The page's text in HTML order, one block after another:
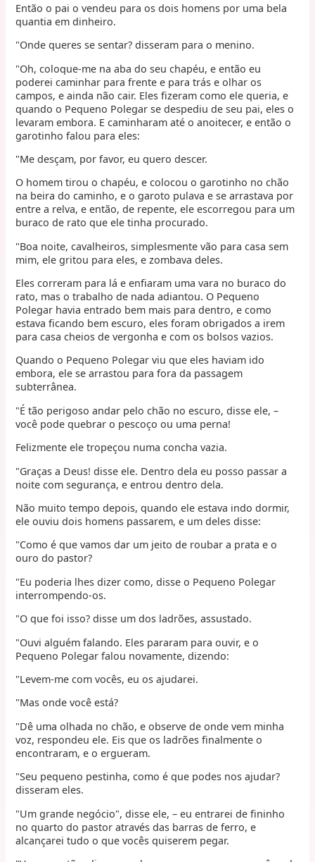
Então o pai o vendeu para os dois homens por uma bela
quantia em dinheiro.
"Onde queres se sentar? disseram para o menino.
"Oh, coloque-me na aba do seu chapéu, e então eu
poderei caminhar para frente e para trás e olhar os
campos, e ainda não cair. Eles fizeram como ele queria, e
quando o Pequeno Polegar se despediu de seu pai, eles o
levaram embora. E caminharam até o anoitecer, e então o
garotinho falou para eles:
"Me desçam, por favor, eu quero descer.
O homem tirou o chapéu, e colocou o garotinho no chão
na beira do caminho, e o garoto pulava e se arrastava por
entre a relva, e então, de repente, ele escorregou para um
buraco de rato que ele tinha procurado.
"Boa noite, cavalheiros, simplesmente vão para casa sem
mim, ele gritou para eles, e zombava deles.
Eles correram para lá e enfiaram uma vara no buraco do
rato, mas o trabalho de nada adiantou. O Pequeno
Polegar havia entrado bem mais para dentro, e como
estava ficando bem escuro, eles foram obrigados a irem
para casa cheios de vergonha e com os bolsos vazios.
Quando o Pequeno Polegar viu que eles haviam ido
embora, ele se arrastou para fora da passagem
subterrânea.
"É tão perigoso andar pelo chão no escuro, disse ele, –
você pode quebrar o pescoço ou uma perna!
Felizmente ele tropeçou numa concha vazia.
"Graças a Deus! disse ele. Dentro dela eu posso passar a
noite com segurança, e entrou dentro dela.
Não muito tempo depois, quando ele estava indo dormir,
ele ouviu dois homens passarem, e um deles disse:
"Como é que vamos dar um jeito de roubar a prata e o
ouro do pastor?
"Eu poderia lhes dizer como, disse o Pequeno Polegar
interrompendo-os.
"O que foi isso? disse um dos ladrões, assustado.
"Ouvi alguém falando. Eles pararam para ouvir, e o
Pequeno Polegar falou novamente, dizendo:
"Levem-me com vocês, eu os ajudarei.
"Mas onde você está?
"Dê uma olhada no chão, e observe de onde vem minha
voz, respondeu ele. Eis que os ladrões finalmente o
encontraram, e o ergueram.
"Seu pequeno pestinha, como é que podes nos ajudar?
disseram eles.
"Um grande negócio", disse ele, – eu entrarei de fininho
no quarto do pastor através das barras de ferro, e
alcançarei tudo o que vocês quiserem pegar.